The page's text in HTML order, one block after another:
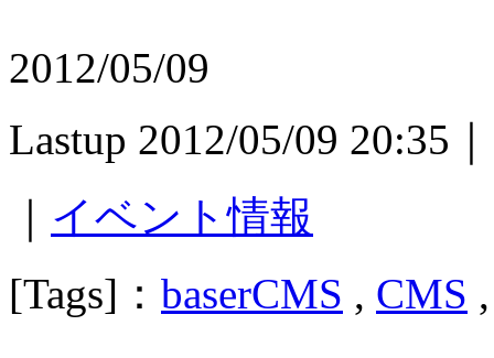
2012/05/09
Lastup 2012/05/09 20:35
イベント情報
[Tags]： baserCMS , CMS